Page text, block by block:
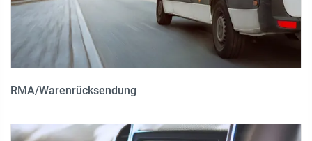
RMA/Warenrücksendung